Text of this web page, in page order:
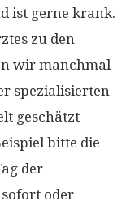
ist gerne krank.
zu den
wir manchmal
spezialisierten
geschätzt
bitte die
der
oder